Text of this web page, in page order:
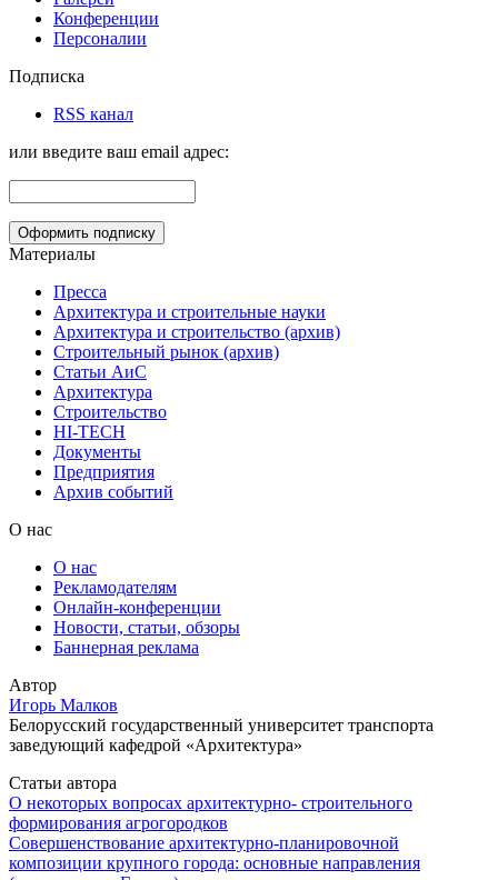
Конференции
Персоналии
Подписка
RSS канал
или введите ваш email адрес:
Материалы
Пресса
Архитектура и строительные науки
Архитектура и строительство (архив)
Строительный рынок (архив)
Статьи АиС
Архитектура
Строительство
HI-TECH
Документы
Предприятия
Архив событий
О нас
О нас
Рекламодателям
Онлайн-конференции
Новости, статьи, обзоры
Баннерная реклама
Автор
Игорь Малков
Белорусский государственный университет транспорта
заведующий кафедрой «Архитектура»
Статьи автора
О некоторых вопросах архитектурно- строительного
формирования агрогородков
Совершенствование архитектурно-планировочной
композиции крупного города: основные направления